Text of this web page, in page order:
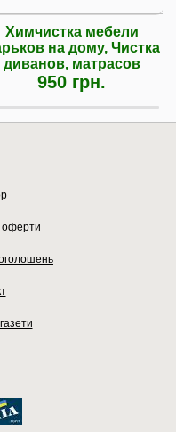
Химчистка мебели
на дому, Чистка
диванов, матрасов
950 грн.
оферти